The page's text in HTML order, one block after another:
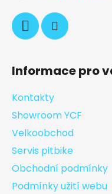
Informace pro
Kontakty
Showroom YCF
Velkoobchod
Servis pitbike
Obchodní podmínky
Podmínky užití webu